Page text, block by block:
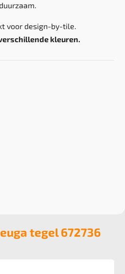
voor design-by-tile.
kleuren.
tegel 672736